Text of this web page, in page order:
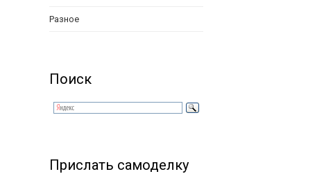
Разное
Поиск
Прислать самоделку